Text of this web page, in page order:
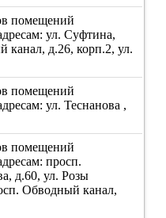
помещений
ул. Суфтина,
канал, д.26, корп.2, ул.
помещений
ул. Теснанова ,
помещений
просп.
д.60, ул. Розы
Обводный канал,